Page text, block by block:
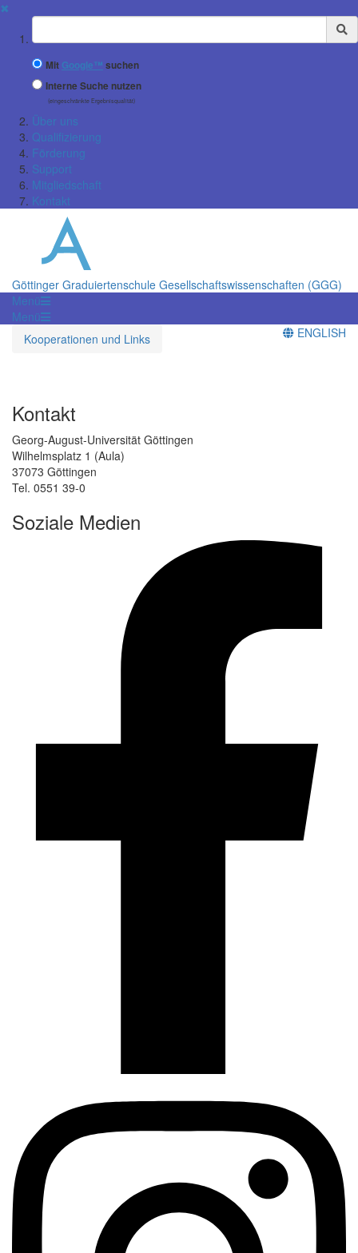
✖
Suchbegriff
Mit Google™ suchen
Interne Suche nutzen
(eingeschränkte Ergebnisqualität)
Über uns
Qualifizierung
Förderung
Support
Mitgliedschaft
Kontakt
Göttinger Graduiertenschule Gesellschaftswissenschaften (GGG)
Menü
Menü
Kooperationen und Links
ENGLISH
Kontakt
Georg-August-Universität Göttingen
Wilhelmsplatz 1 (Aula)
37073 Göttingen
Tel. 0551 39-0
Soziale Medien